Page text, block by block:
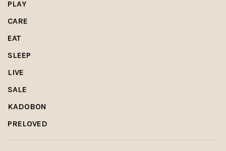
PLAY
CARE
EAT
SLEEP
LIVE
SALE
KADOBON
PRELOVED